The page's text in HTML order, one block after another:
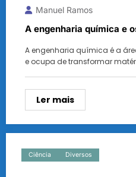
Manuel Ramos
A engenharia química e
A engenharia química é a
e ocupa de transformar
Ler mais
Ciência Diversos